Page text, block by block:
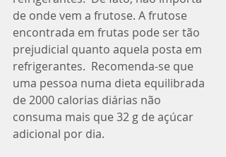
de onde vem a frutose. A frutose
encontrada em frutas pode ser tão
prejudicial quanto aquela posta em
refrigerantes.  Recomenda-se que
uma pessoa numa dieta equilibrada
de 2000 calorias diárias não
consuma mais que 32 g de açúcar
adicional por dia.